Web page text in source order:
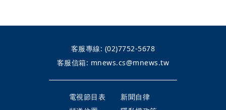
客服專線: (02)7752-5678
客服信箱: mnews.cs@mnews.tw
電視節目表
新聞自律